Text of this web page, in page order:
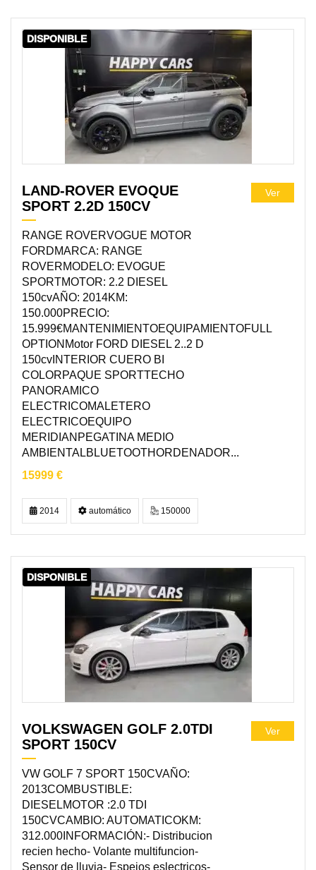
DISPONIBLE
LAND-ROVER EVOQUE
SPORT 2.2D 150CV
RANGE ROVERVOGUE MOTOR
FORDMARCA: RANGE
ROVERMODELO: EVOGUE
SPORTMOTOR: 2.2 DIESEL
150cvAÑO: 2014KM:
150.000PRECIO:
15.999€MANTENIMIENTOEQUIPAMIENTOFULL
OPTIONMotor FORD DIESEL 2..2 D
150cvINTERIOR CUERO BI
COLORPAQUE SPORTTECHO
PANORAMICO
ELECTRICOMALETERO
ELECTRICOEQUIPO
MERIDIANPEGATINA MEDIO
AMBIENTALBLUETOOTHORDENADOR...
15999 €
Ver
2014 automático 150000
DISPONIBLE
VOLKSWAGEN GOLF 2.0TDI
SPORT 150CV
VW GOLF 7 SPORT 150CVAÑO:
2013COMBUSTIBLE:
DIESELMOTOR :2.0 TDI
150CVCAMBIO: AUTOMATICOKM:
312.000INFORMACIÓN:- Distribucion
recien hecho- Volante multifuncion-
Sensor de lluvia- Espejos eslectricos-
Ver